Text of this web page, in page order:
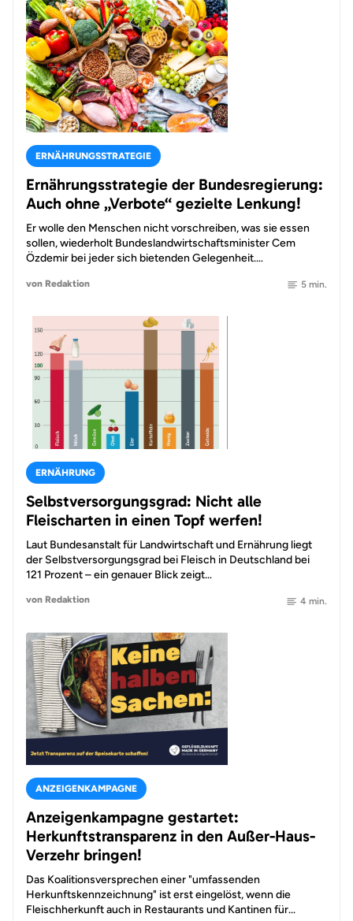
ERNÄHRUNGSSTRATEGIE
Ernährungsstrategie der Bundesregierung:
Auch ohne „Verbote“ gezielte Lenkung!
Er wolle den Menschen nicht vorschreiben, was sie essen
sollen, wiederholt Bundeslandwirtschaftsminister Cem
Özdemir bei jeder sich bietenden Gelegenheit.…
von Redaktion 5 min.
ERNÄHRUNG
Selbstversorgungsgrad: Nicht alle
Fleischarten in einen Topf werfen!
Laut Bundesanstalt für Landwirtschaft und Ernährung liegt
der Selbstversorgungsgrad bei Fleisch in Deutschland bei
121 Prozent – ein genauer Blick zeigt…
von Redaktion 4 min.
ANZEIGENKAMPAGNE
Anzeigenkampagne gestartet:
Herkunftstransparenz in den Außer-Haus-
Verzehr bringen!
Das Koalitionsversprechen einer "umfassenden
Herkunftskennzeichnung" ist erst eingelöst, wenn die
Fleischherkunft auch in Restaurants und Kantinen für...